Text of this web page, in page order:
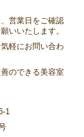
営業日をご確認
いいたします。
軽にお問い合わ
のできる美容室
1